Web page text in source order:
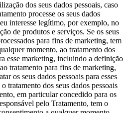
dos seus dados pessoais, caso
processe os seus dados
interesse legítimo, por exemplo, no
de produtos e serviços. Se os seus
para fins de marketing, tem
momento, ao tratamento dos
esse marketing, incluindo a definição
tratamento para fins de marketing,
os seus dados pessoais para esses
tratamento dos seus dados pessoais
em particular concedido para os
pelo Tratamento, tem o